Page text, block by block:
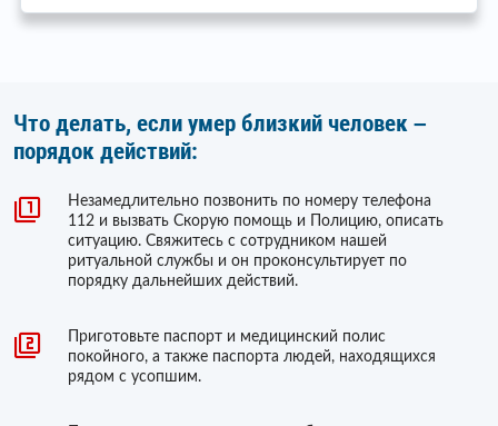
Что делать, если умер близкий человек –
порядок действий:
Незамедлительно позвонить по номеру телефона
112 и вызвать Скорую помощь и Полицию, описать
ситуацию. Свяжитесь с сотрудником нашей
ритуальной службы и он проконсультирует по
порядку дальнейших действий.
Приготовьте паспорт и медицинский полис
покойного, а также паспорта людей, находящихся
рядом с усопшим.